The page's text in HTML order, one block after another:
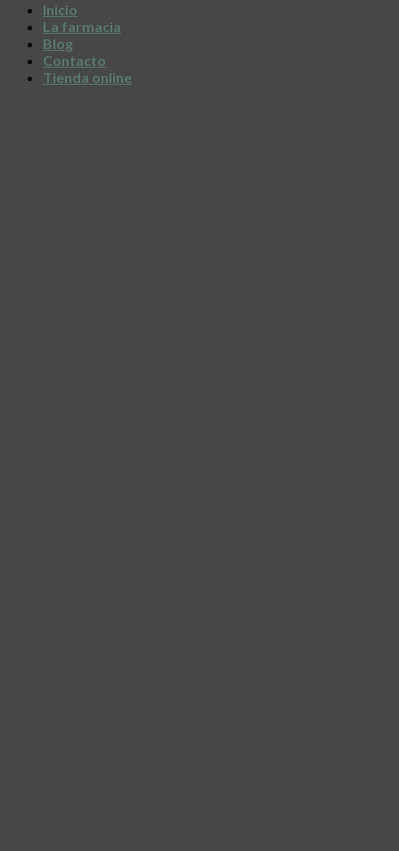
Inicio
La farmacia
Blog
Contacto
Tienda online